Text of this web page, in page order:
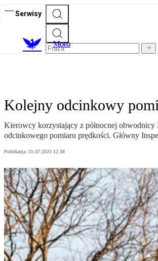
Serwisy
Moto
Kolejny odcinkowy
Kierowcy korzystający z północnej obwodnicy
odcinkowego pomiaru prędkości. Główny
Publikacja: 31.07.2025 12:38